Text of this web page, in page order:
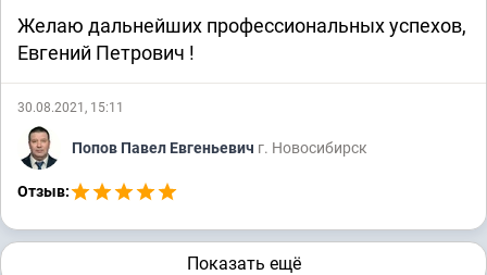
Желаю дальнейших профессиональных успехов,
Евгений Петрович !
30.08.2021, 15:11
Попов Павел Евгеньевич г. Новосибирск
Отзыв:
Показать ещё